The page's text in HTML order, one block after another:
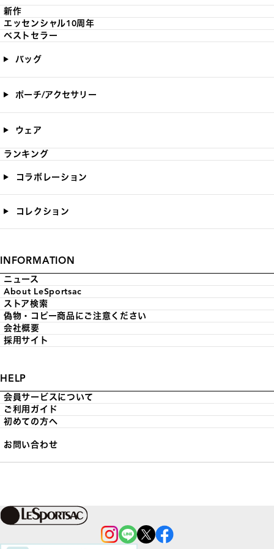
新作
エッセンシャル10周年
ベストセラー
バッグ
ポーチ/アクセサリー
ウェア
ランキング
コラボレーション
コレクション
INFORMATION
ニュース
About LeSportsac
ストア検索
偽物・コピー商品にご注意ください
会社概要
採用サイト
HELP
会員サービスについて
ご利用ガイド
初めての方へ
お問い合わせ